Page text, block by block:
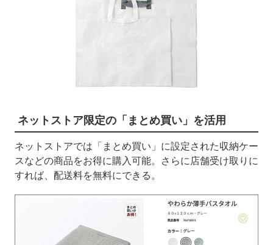
ネットストア限定の「まとめ買い」を活用
ネットストアでは「まとめ買い」に設定された収納ケー
スなどの商品をお得に購入可能。さらに店舗受け取りに
すれば、配送料を無料にできる。